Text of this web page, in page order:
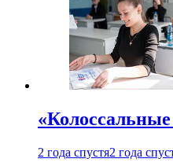
2 года спустя2 года